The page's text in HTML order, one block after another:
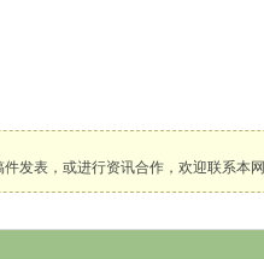
表，或进行资讯合作，欢迎联系本